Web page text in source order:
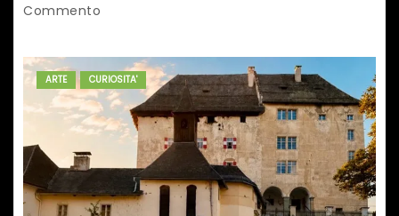
Commento
ARTE CURIOSITA'